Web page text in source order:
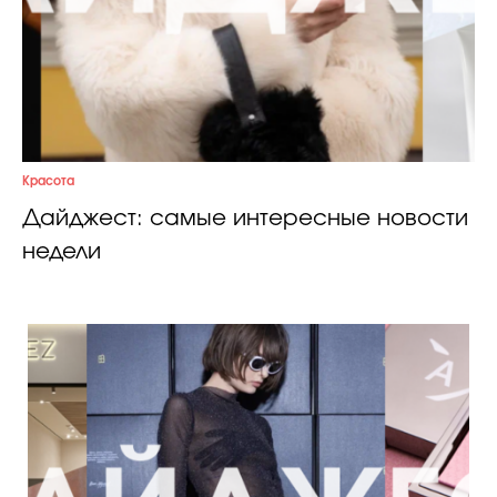
Красота
Дайджест: самые интересные новости
недели